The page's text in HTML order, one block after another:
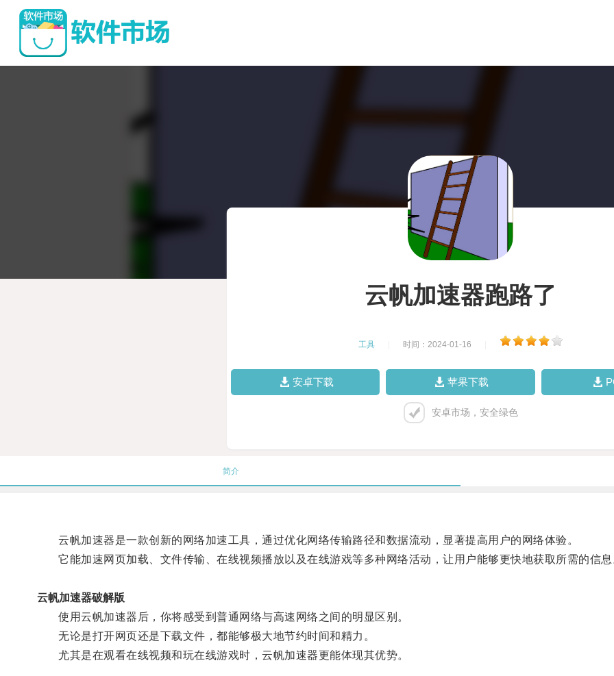
云帆加速器跑路了
工具 时间：2024-01-16
安卓下载 苹果下载
安卓市场，安全绿色
简介
云帆加速器是一款创新的网络加速工具，通过优化网络传输路径和数据流动，显著提高用户的网络体验。
它能加速网页加载、文件传输、在线视频播放以及在线游戏等多种网络活动，让用户能够更快地获取所需的信
云帆加速器破解版
使用云帆加速器后，你将感受到普通网络与高速网络之间的明显区别。
无论是打开网页还是下载文件，都能够极大地节约时间和精力。
尤其是在观看在线视频和玩在线游戏时，云帆加速器更能体现其优势。